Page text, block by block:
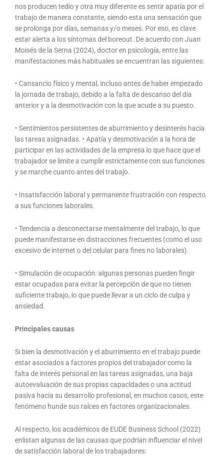
nos producen tedio y otra muy diferente es sentir apatía por el
trabajo de manera constante, siendo esta una sensación que
se prolonga por días, semanas y/o meses. Por eso, es clave
estar alerta a los síntomas del boreout. De acuerdo con Juan
Moisés de la Serna (2024), doctor en psicología, entre las
manifestaciones más habituales se encuentran las siguientes:
• Cansancio físico y mental, incluso antes de haber empezado
la jornada de trabajo, debido a la falta de descanso del día
anterior y a la desmotivación con la que acude a su puesto.
• Sentimientos persistentes de aburrimiento y desinterés hacia
las tareas asignadas. • Apatía y desmotivación a la hora de
participar en las actividades de la empresa lo que hace que el
trabajador se limite a cumplir estrictamente con sus funciones
y se marche cuanto antes del trabajo.
• Insatisfacción laboral y permanente frustración con respecto
a sus funciones laborales.
• Tendencia a desconectarse mentalmente del trabajo, lo que
puede manifestarse en distracciones frecuentes (como el uso
excesivo de internet o del celular para fines no laborales).
• Simulación de ocupación: algunas personas pueden fingir
estar ocupadas para evitar la percepción de que no tienen
suficiente trabajo, lo que puede llevar a un ciclo de culpa y
ansiedad.
Principales causas
Si bien la desmotivación y el aburrimiento en el trabajo puede
estar asociados a factores propios del trabajador como la
falta de interés personal en las tareas asignadas, una baja
autoevaluación de sus propias capacidades o una actitud
pasiva hacia su desarrollo profesional, en muchos casos, este
fenómeno hunde sus raíces en factores organizacionales.
Al respecto, los académicos de EUDE Business School (2022)
enlistan algunas de las causas que podrían influenciar el nivel
de satisfacción laboral de los trabajadores: